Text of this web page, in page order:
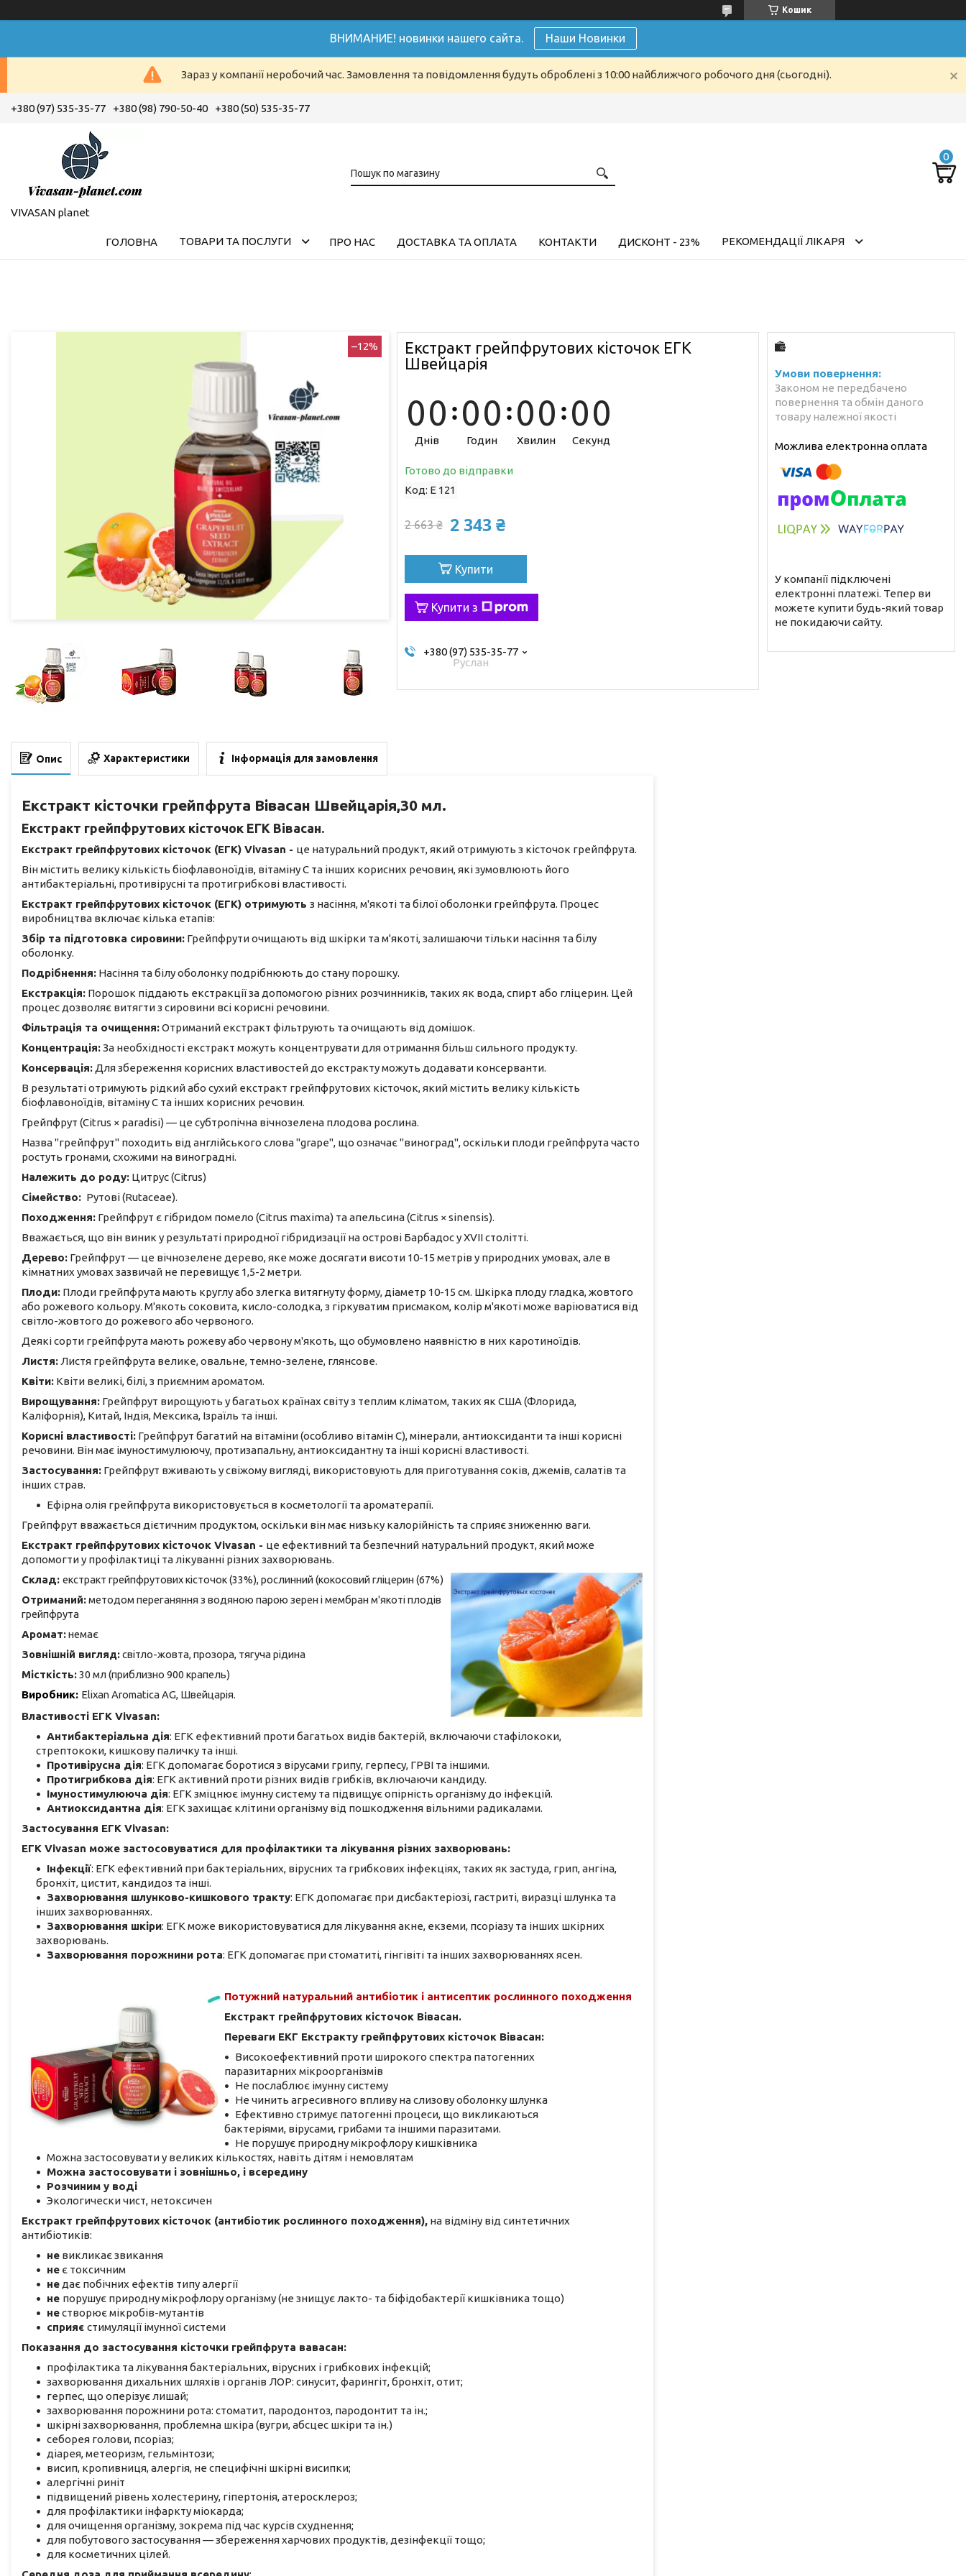
Кошик
ВНИМАНИЕ! новинки нашего сайта. Наши Новинки
Зараз у компанії неробочий час. Замовлення та повідомлення будуть оброблені з 10:00 найближчого робочого дня (сьогодні).
+380 (97) 535-35-77 +380 (98) 790-50-40 +380 (50) 535-35-77
VIVASAN planet
ГОЛОВНА ТОВАРИ ТА ПОСЛУГИ ПРО НАС ДОСТАВКА ТА ОПЛАТА КОНТАКТИ ДИСКОНТ - 23% РЕКОМЕНДАЦІЇ ЛІКАРЯ
–12%
Екстракт грейпфрутових кісточок ЕГК
Швейцарія
00
Днів
00
Годин
00
Хвилин
00
Секунд
Готово до відправки
Код: Е 121
2 663 ₴ 2 343 ₴
Купити
Купити з
+380 (97) 535-35-77
Руслан
Законом не передбачено
повернення та обмін даного
товару належної якості
У компанії підключені
електронні платежі. Тепер ви
можете купити будь-який товар
не покидаючи сайту.
Опис Характеристики Інформація для замовлення
Екстракт кісточки грейпфрута Вівасан Швейцарія,30 мл.
Екстракт грейпфрутових кісточок ЕГК Вівасан.
Екстракт грейпфрутових кісточок (ЕГК) Vivasan - це натуральний продукт, який отримують з кісточок грейпфрута.
Він містить велику кількість біофлавоноїдів, вітаміну С та інших корисних речовин, які зумовлюють його
антибактеріальні, противірусні та протигрибкові властивості.
Екстракт грейпфрутових кісточок (ЕГК) отримують з насіння, м'якоті та білої оболонки грейпфрута. Процес
виробництва включає кілька етапів:
Збір та підготовка сировини: Грейпфрути очищають від шкірки та м'якоті, залишаючи тільки насіння та білу
оболонку.
Подрібнення: Насіння та білу оболонку подрібнюють до стану порошку.
Екстракція: Порошок піддають екстракції за допомогою різних розчинників, таких як вода, спирт або гліцерин. Цей
процес дозволяє витягти з сировини всі корисні речовини.
Фільтрація та очищення:Отриманий екстракт фільтрують та очищають від домішок.
Концентрація:За необхідності екстракт можуть концентрувати для отримання більш сильного продукту.
Консервація: Для збереження корисних властивостей до екстракту можуть додавати консерванти.
В результаті отримують рідкий або сухий екстракт грейпфрутових кісточок, який містить велику кількість
біофлавоноїдів, вітаміну С та інших корисних речовин.
Грейпфрут (Citrus × paradisi) — це субтропічна вічнозелена плодова рослина.
Назва "грейпфрут" походить від англійського слова "grape", що означає "виноград", оскільки плоди грейпфрута часто
ростуть гронами, схожими на виноградні.
Належить до роду: Цитрус (Citrus)
Сімейство: Рутові (Rutaceae).
Походження: Грейпфрут є гібридом помело (Citrus maxima) та апельсина (Citrus × sinensis).
Вважається, що він виник у результаті природної гібридизації на острові Барбадос у XVII столітті.
Дерево: Грейпфрут — це вічнозелене дерево, яке може досягати висоти 10-15 метрів у природних умовах, але в
кімнатних умовах зазвичай не перевищує 1,5-2 метри.
Плоди: Плоди грейпфрута мають круглу або злегка витягнуту форму, діаметр 10-15 см. Шкірка плоду гладка, жовтого
або рожевого кольору. М'якоть соковита, кисло-солодка, з гіркуватим присмаком, колір м'якоті може варіюватися від
світло-жовтого до рожевого або червоного.
Деякі сорти грейпфрута мають рожеву або червону м'якоть, що обумовлено наявністю в них каротиноїдів.
Листя: Листя грейпфрута велике, овальне, темно-зелене, глянсове.
Квіти: Квіти великі, білі, з приємним ароматом.
Вирощування: Грейпфрут вирощують у багатьох країнах світу з теплим кліматом, таких як США (Флорида,
Каліфорнія), Китай, Індія, Мексика, Ізраїль та інші.
Корисні властивості: Грейпфрут багатий на вітаміни (особливо вітамін C), мінерали, антиоксиданти та інші корисні
речовини. Він має імуностимулюючу, протизапальну, антиоксидантну та інші корисні властивості.
Застосування: Грейпфрут вживають у свіжому вигляді, використовують для приготування соків, джемів, салатів та
інших страв.
Ефірна олія грейпфрута використовується в косметології та ароматерапії.
Грейпфрут вважається дієтичним продуктом, оскільки він має низьку калорійність та сприяє зниженню ваги.
Екстракт грейпфрутових кісточок Vivasan - це ефективний та безпечний натуральний продукт, який може
допомогти у профілактиці та лікуванні різних захворювань.
Склад: екстракт грейпфрутових кісточок (33%), рослинний (кокосовий гліцерин (67%)
Отриманий:методом переганяння з водяною парою зерен і мембран м'якоті плодів
грейпфрута
Аромат:немає
Зовнішній вигляд:світло-жовта, прозора, тягуча рідина
Місткість:30 мл (приблизно 900 крапель)
Виробник: Elixan Aromatica AG, Швейцарія.
Властивості ЕГК Vivasan:
Антибактеріальна дія: ЕГК ефективний проти багатьох видів бактерій, включаючи стафілококи,
стрептококи, кишкову паличку та інші.
Противірусна дія: ЕГК допомагає боротися з вірусами грипу, герпесу, ГРВІ та іншими.
Протигрибкова дія: ЕГК активний проти різних видів грибків, включаючи кандиду.
Імуностимулююча дія: ЕГК зміцнює імунну систему та підвищує опірність організму до інфекцій.
Антиоксидантна дія: ЕГК захищає клітини організму від пошкодження вільними радикалами.
Застосування ЕГК Vivasan:
ЕГК Vivasan може застосовуватися для профілактики та лікування різних захворювань:
Інфекції: ЕГК ефективний при бактеріальних, вірусних та грибкових інфекціях, таких як застуда, грип, ангіна,
бронхіт, цистит, кандидоз та інші.
Захворювання шлунково-кишкового тракту: ЕГК допомагає при дисбактеріозі, гастриті, виразці шлунка та
інших захворюваннях.
Захворювання шкіри: ЕГК може використовуватися для лікування акне, екземи, псоріазу та інших шкірних
захворювань.
Захворювання порожнини рота: ЕГК допомагає при стоматиті, гінгівіті та інших захворюваннях ясен.
Потужний натуральний антибіотик і антисептик рослинного походження
Екстракт грейпфрутових кісточок Вівасан.
Переваги ЕКГ Екстракту грейпфрутових кісточок Вівасан:
Високоефективний проти широкого спектра патогенних
паразитарних мікроорганізмів
Не послаблює імунну систему
Не чинить агресивного впливу на слизову оболонку шлунка
Ефективно стримує патогенні процеси, що викликаються
бактеріями, вірусами, грибами та іншими паразитами.
Не порушує природну мікрофлору кишківника
Можна застосовувати у великих кількостях, навіть дітям і немовлятам
Можна застосовувати і зовнішньо, і всередину
Розчиним у воді
Экологически чист, нетоксичен
Екстракт грейпфрутових кісточок (антибіотик рослинного походження), на відміну від синтетичних
антибіотиків:
не викликає звикання
не є токсичним
не дає побічних ефектів типу алергії
не порушує природну мікрофлору організму (не знищує лакто- та біфідобактерії кишківника тощо)
нестворює мікробів-мутантів
сприяє стимуляції імунної системи
Показання до застосування кісточки грейпфрута вавасан:
профілактика та лікування бактеріальних, вірусних і грибкових інфекцій;
захворювання дихальних шляхів і органів ЛОР: синусит, фарингіт, бронхіт, отит;
герпес, що оперізує лишай;
захворювання порожнини рота: стоматит, пародонтоз, пародонтит та ін.;
шкірні захворювання, проблемна шкіра (вугри, абсцес шкіри та ін.)
себорея голови, псоріаз;
діарея, метеоризм, гельмінтози;
висип, кропивниця, алергія, не специфічні шкірні висипки;
алергічні риніт
підвищений рівень холестерину, гіпертонія, атеросклероз;
для профілактики інфаркту міокарда;
для очищення організму, зокрема під час курсів схуднення;
для побутового застосування — збереження харчових продуктів, дезінфекції тощо;
для косметичних цілей.